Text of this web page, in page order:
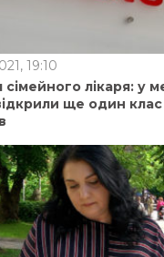
19:10
лікаря: у
ще один клас